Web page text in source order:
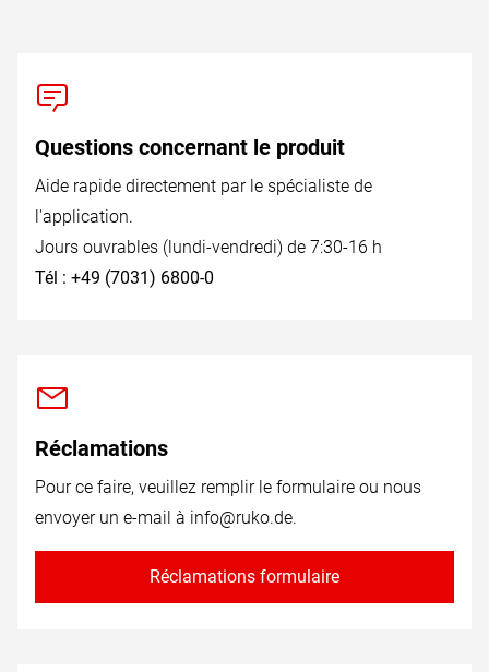
Questions concernant le produit
Aide rapide directement par le spécialiste de
l'application.
Jours ouvrables (lundi-vendredi) de 7:30-16 h
Tél : +49 (7031) 6800-0
Réclamations
Pour ce faire, veuillez remplir le formulaire ou nous
envoyer un e-mail à info@ruko.de.
Réclamations formulaire